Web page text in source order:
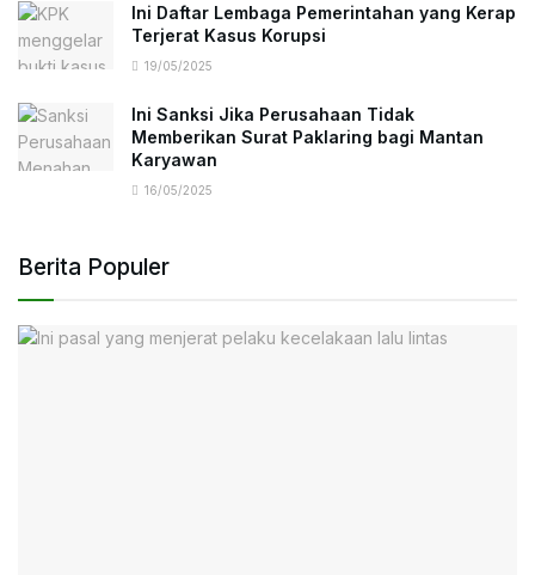
Ini Daftar Lembaga Pemerintahan yang Kerap
Terjerat Kasus Korupsi
19/05/2025
Ini Sanksi Jika Perusahaan Tidak
Memberikan Surat Paklaring bagi Mantan
Karyawan
16/05/2025
Berita Populer